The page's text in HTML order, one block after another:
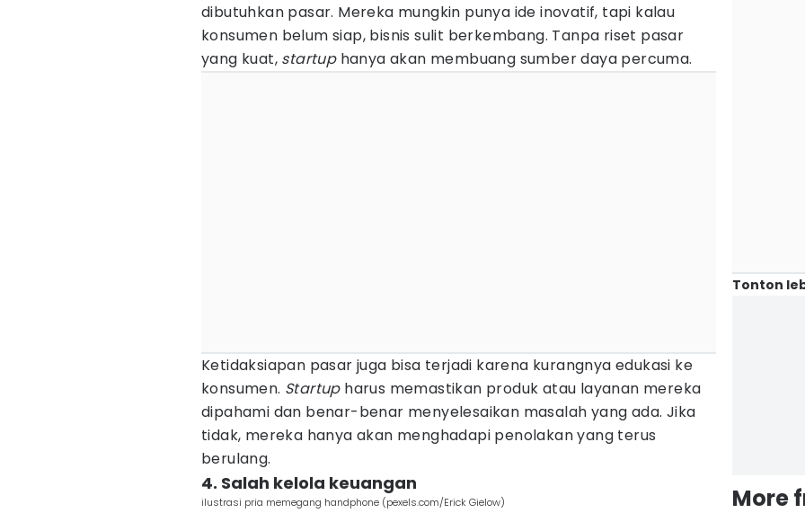
dibutuhkan pasar. Mereka mungkin punya ide inovatif, tapi kalau
konsumen belum siap, bisnis sulit berkembang. Tanpa riset pasar
yang kuat, startuphanya akan membuang sumber daya percuma.
Ketidaksiapan pasar juga bisa terjadi karena kurangnya edukasi ke
konsumen. Startupharus memastikan produk atau layanan mereka
dipahami dan benar-benar menyelesaikan masalah yang ada. Jika
tidak, mereka hanya akan menghadapi penolakan yang terus
berulang.
4. Salah kelola keuangan
ilustrasi pria memegang handphone (pexels.com/Erick Gielow)
Tonton
More